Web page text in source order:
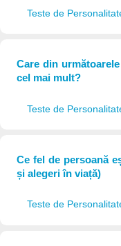
Teste de
Care din
cel mai mult?
Teste de
Ce fel de persoană
și alegeri în viață)
Teste de